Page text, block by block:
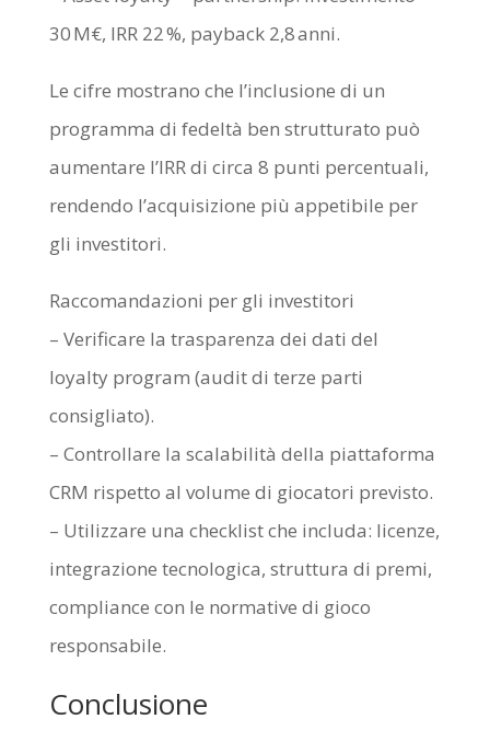
30 M€, IRR 22 %, payback 2,8 anni.
Le cifre mostrano che l’inclusione di un
programma di fedeltà ben strutturato può
aumentare l’IRR di circa 8 punti percentuali,
rendendo l’acquisizione più appetibile per
gli investitori.
Raccomandazioni per gli investitori
– Verificare la trasparenza dei dati del
loyalty program (audit di terze parti
consigliato).
– Controllare la scalabilità della piattaforma
CRM rispetto al volume di giocatori previsto.
– Utilizzare una checklist che includa: licenze,
integrazione tecnologica, struttura di premi,
compliance con le normative di gioco
responsabile.
Conclusione